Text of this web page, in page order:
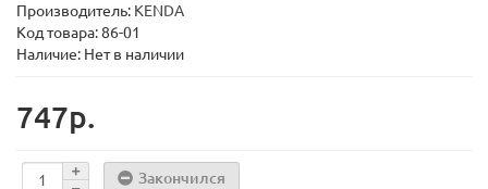
Производитель: KENDA
Код товара:86-01
Наличие: Нет в наличии
747р.
Закончился